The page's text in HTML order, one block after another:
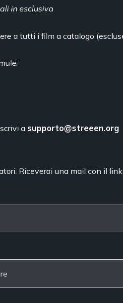
in esclusiva
a tutti i film a catalogo
a supporto@streeen.org
Riceverai una mail con il